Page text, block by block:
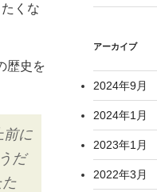
くな
歴史を
前に
だ
アーカイブ
2024年9月
2024年1月
2023年1月
2022年3月